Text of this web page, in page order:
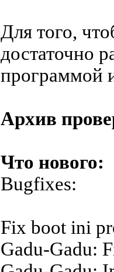
Для того,
достаточно
программой
Архив
Что нового:
Bugfixes:
Fix boot ini
Gadu-Gadu: